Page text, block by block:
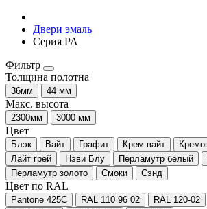
Двери эмаль
Серия PA
Фильтр
Толщина полотна
36мм 44 мм
Макс. высота
2300мм 3000 мм
Цвет
Блэк Вайт Графит Крем вайт
Лайт грей
Нэви Блу Перламутр белый
Перламутр золото
Смоки Сэнд
Цвет по RAL
Pantone 425С RAL 110 96 02 RAL 120-02